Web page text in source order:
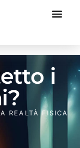
i
REALTÀ FISICA